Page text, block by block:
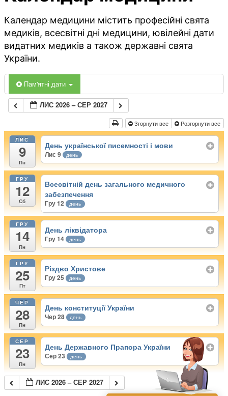
Календар медицини містить професійні свята
медиків, всесвітні дні медицини, ювілейні дати
видатних медиків а також державні свята
України.
Пам'ятні дати
ЛИС 2026 – СЕР 2027
Згорнути все Розгорнути все
ЛИС
9
Пн
День української писемності і мови
Лис 9 день
ГРУ
12
Сб
Всесвітній день загального медичного
забезпечення
Гру 12 день
ГРУ
14
Пн
День ліквідатора
Гру 14 день
ГРУ
25
Пт
Різдво Христове
Гру 25 день
ЧЕР
28
Пн
День конституції України
Чер 28 день
СЕР
23
Пн
День Державного Прапора України
Сер 23 день
ЛИС 2026 – СЕР 2027